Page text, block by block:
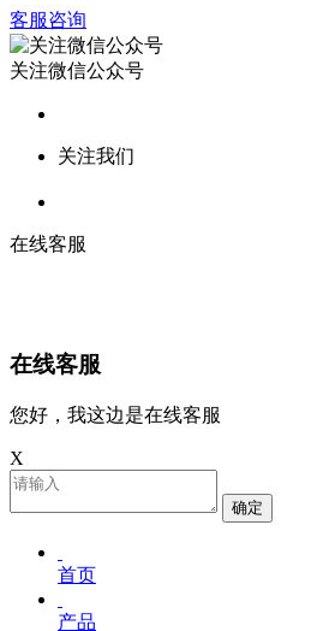
客服咨询
关注微信公众号
关注我们
在线客服
在线客服
您好，我这边是在线客服
X
确定
首页
产品